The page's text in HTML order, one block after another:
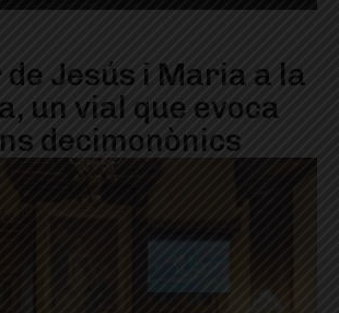
Jesús i Maria a la
un vial que evoca
decimonònics